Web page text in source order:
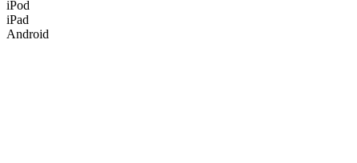
iPod
iPad
Android